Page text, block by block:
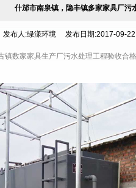
什邡市南泉镇，隐丰镇多家家具厂污
发布人:绿漾环境 发布日期:2017-09-
数家家具生产厂污水处理工程验收合